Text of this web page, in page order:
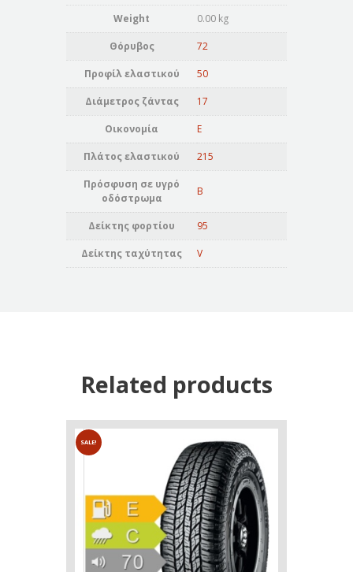
Weight 0.00 kg
Θόρυβος 72
Προφίλ ελαστικού 50
Διάμετρος ζάντας 17
Οικονομία E
Πλάτος ελαστικού 215
Πρόσφυση σε υγρό
οδόστρωμα
B
Δείκτης φορτίου 95
Δείκτης ταχύτητας V
Related products
SALE!